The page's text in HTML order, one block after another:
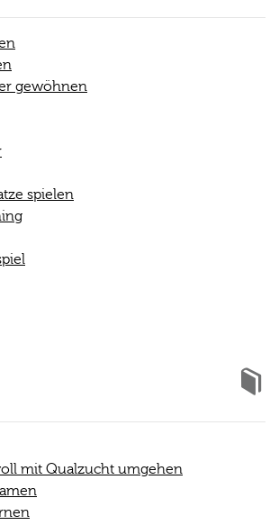
gewöhnen
spielen
mit Qualzucht umgehen